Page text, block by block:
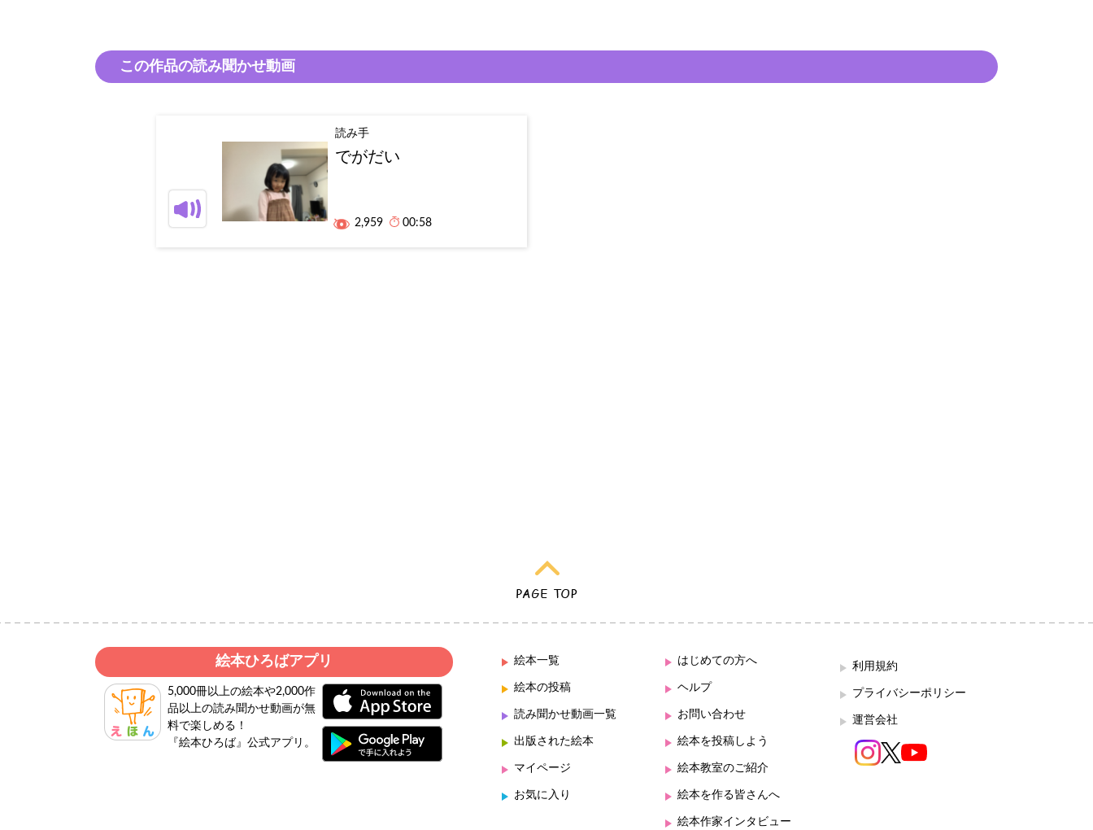
この作品の読み聞かせ動画
読み手
でがだい
2,959 00:58
絵本ひろばアプリ
5,000冊以上の絵本や2,000作
品以上の読み聞かせ動画が無
料で楽しめる！
『絵本ひろば』公式アプリ。
絵本一覧
絵本の投稿
読み聞かせ動画一覧
出版された絵本
マイページ
お気に入り
はじめての方へ
ヘルプ
お問い合わせ
絵本を投稿しよう
絵本教室のご紹介
絵本を作る皆さんへ
絵本作家インタビュー
利用規約
プライバシーポリシー
運営会社